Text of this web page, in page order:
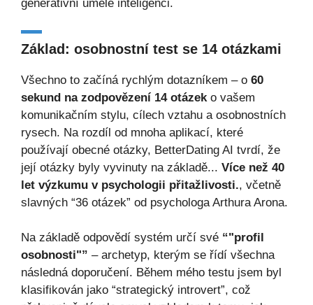
generativní umělé inteligenci.
Základ: osobnostní test se 14 otázkami
Všechno to začíná rychlým dotazníkem – o 60
sekund na zodpovězení 14 otázek o vašem
komunikačním stylu, cílech vztahu a osobnostních
rysech. Na rozdíl od mnoha aplikací, které
používají obecné otázky, BetterDating AI tvrdí, že
její otázky byly vyvinuty na základě... Více než 40
let výzkumu v psychologii přitažlivosti., včetně
slavných “36 otázek” od psychologa Arthura Arona.
Na základě odpovědí systém určí své “"profil
osobnosti"” – archetyp, kterým se řídí všechna
následná doporučení. Během mého testu jsem byl
klasifikován jako “strategický introvert”, což